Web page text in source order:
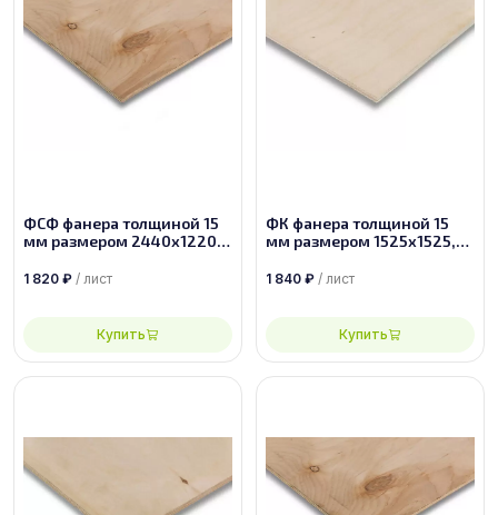
ФСФ фанера толщиной 15
мм размером 2440х1220,
1 820 ₽ / лист
Купить
ФК фанера толщиной 15
мм размером 1525х1525,
1 840 ₽ / лист
Купить